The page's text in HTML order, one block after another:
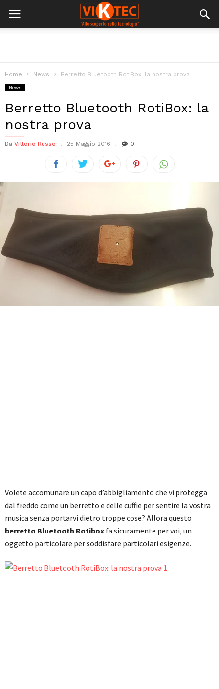
Home News Berretto Bluetooth RotiBox: la nostra prova
News
Berretto Bluetooth RotiBox: la
nostra prova
Da Vittorio Russo 25 Maggio 2016 0
Volete accomunare un capo d’abbigliamento che vi protegga
dal freddo come un berretto e delle cuffie per sentire la vostra
musica senza portarvi dietro troppe cose? Allora questo
berretto Bluetooth Rotibox fa sicuramente per voi, un
oggetto particolare per soddisfare particolari esigenze.